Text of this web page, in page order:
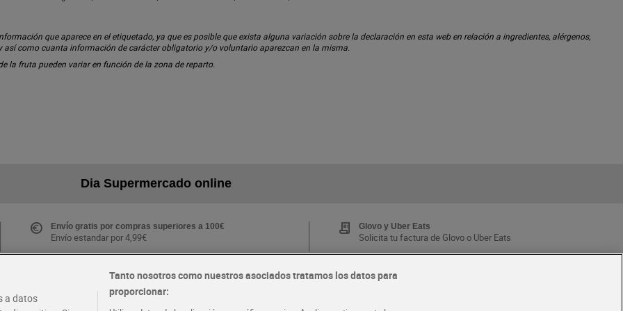
que aparece en el etiquetado, ya que es posible que exista alguna variación sobre la declaración en esta web en relación a ingredientes, alérgenos,
como cuanta información de carácter obligatorio y/o voluntario aparezcan en la misma.
la fruta pueden variar en función de la zona de reparto.
Dia Supermercado online
Envío gratis por compras superiores a 100€
Envío estandar por 4,99€
Glovo y Uber Eats
Solicita tu factura de Glovo o Uber Eats
Folletos y Tiendas
a datos
Tanto nosotros como nuestros asociados tratamos los datos para
proporcionar: